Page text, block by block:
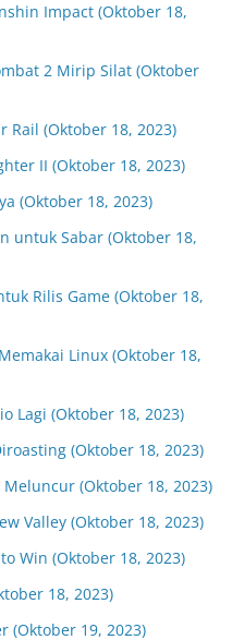
Impact (Oktober 18,
2 Mirip Silat (Oktober
Rail (Oktober 18, 2023)
II (Oktober 18, 2023)
(Oktober 18, 2023)
untuk Sabar (Oktober 18,
Rilis Game (Oktober 18,
Linux (Oktober 18,
Lagi (Oktober 18, 2023)
(Oktober 18, 2023)
(Oktober 18, 2023)
Valley (Oktober 18, 2023)
Win (Oktober 18, 2023)
18, 2023)
(Oktober 19, 2023)